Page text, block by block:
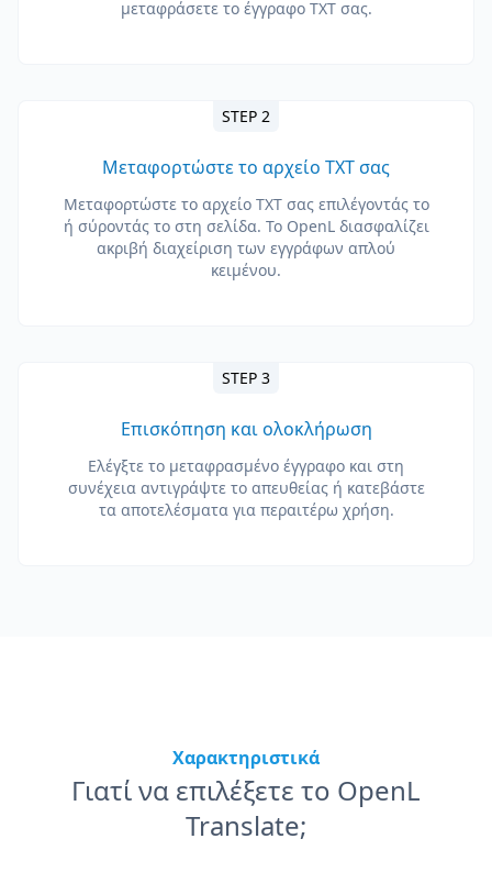
μεταφράσετε το έγγραφο TXT σας.
STEP 2
Μεταφορτώστε το αρχείο TXT σας
Μεταφορτώστε το αρχείο TXT σας επιλέγοντάς το
ή σύροντάς το στη σελίδα. Το OpenL διασφαλίζει
ακριβή διαχείριση των εγγράφων απλού
κειμένου.
STEP 3
Επισκόπηση και ολοκλήρωση
Ελέγξτε το μεταφρασμένο έγγραφο και στη
συνέχεια αντιγράψτε το απευθείας ή κατεβάστε
τα αποτελέσματα για περαιτέρω χρήση.
Χαρακτηριστικά
Γιατί να επιλέξετε το OpenL
Translate;